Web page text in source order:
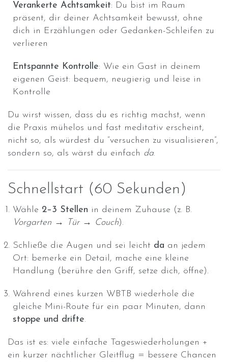
Verankerte Achtsamkeit: Du bist im Raum
präsent, dir deiner Achtsamkeit bewusst, ohne
dich in Erzählungen oder Gedanken-Schleifen zu
verlieren
Entspannte Kontrolle: Wie ein Gast in deinem
eigenen Geist: bequem, neugierig und leise in
Kontrolle
Du wirst wissen, dass du es richtig machst, wenn
die Praxis mühelos und fast meditativ erscheint,
nicht so, als würdest du “versuchen zu visualisieren”,
sondern so, als wärst du einfach da.
Schnellstart (60 Sekunden)
Wähle 2–3 Stellen in deinem Zuhause (z. B.
Vorgarten → Tür → Couch).
Schließe die Augen und sei leicht da an jedem
Ort: bemerke ein Detail, mache eine kleine
Handlung (berühre den Griff, setze dich, öffne).
Während eines kurzen WBTB wiederhole die
gleiche Mini-Route für ein paar Minuten, dann
stoppe und drifte.
Das ist es: viele einfache Tageswiederholungen +
ein kurzer nächtlicher Gleitflug = bessere Chancen